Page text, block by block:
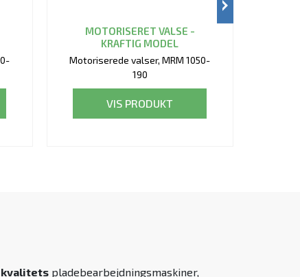
MOTORISERET VALSE -
KRAFTIG MODEL
Motoriserede valser, MRM 1050-
190
VIS PRODUKT
pladebearbejdningsmaskiner,